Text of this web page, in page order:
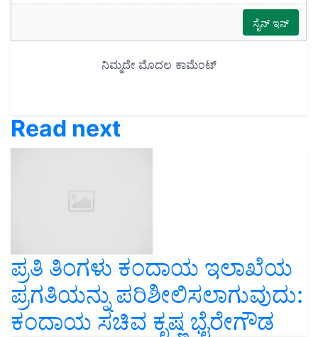
Read next
ಪ್ರತಿ ತಿಂಗಳು ಕಂದಾಯ ಇಲಾಖೆಯ
ಪ್ರಗತಿಯನ್ನು ಪರಿಶೀಲಿಸಲಾಗುವುದು:
ಕಂದಾಯ ಸಚಿವ ಕೃಷ್ಣ ಭೈರೇಗೌಡ